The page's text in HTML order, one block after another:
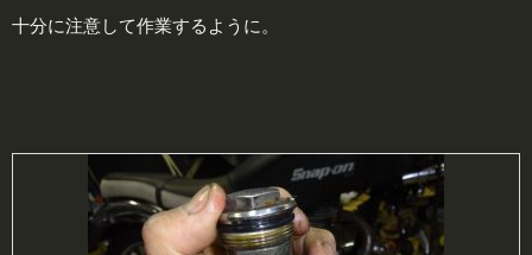
十分に注意して作業するように。